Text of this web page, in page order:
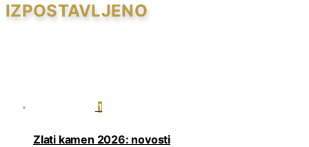
IZPOSTAVLJENO
1
Zlati kamen 2026: novosti